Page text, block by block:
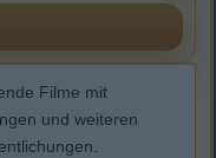
Filme mit
und weiteren